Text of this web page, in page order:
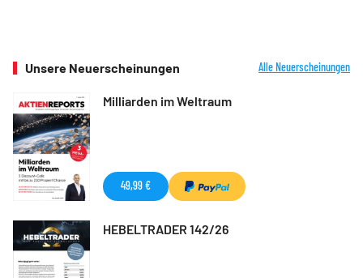
Unsere Neuerscheinungen Alle Neuerscheinungen
Milliarden im Weltraum
49,99 €
HEBELTRADER 142/26